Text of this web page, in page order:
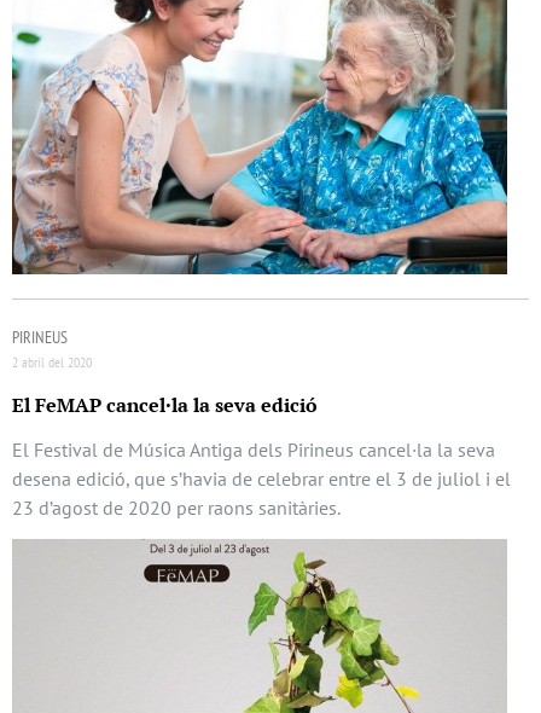
PIRINEUS
2 abril del 2020
El FeMAP cancel·la la seva edició
El Festival de Música Antiga dels Pirineus cancel·la la seva
desena edició, que s’havia de celebrar entre el 3 de juliol i el
23 d’agost de 2020 per raons sanitàries.